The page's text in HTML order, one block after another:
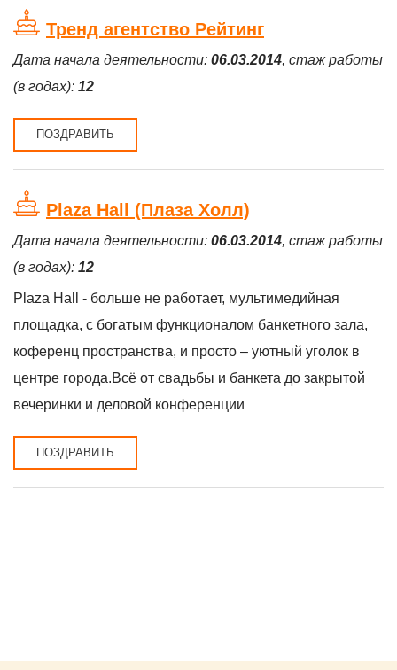
Тренд агентство Рейтинг
Дата начала деятельности: 06.03.2014, стаж работы
(в годах): 12
ПОЗДРАВИТЬ
Plaza Hall (Плаза Холл)
Дата начала деятельности: 06.03.2014, стаж работы
(в годах): 12
Plaza Hall - больше не работает, мультимедийная
площадка, с богатым функционалом банкетного зала,
коференц пространства, и просто – уютный уголок в
центре города.Всё от свадьбы и банкета до закрытой
вечеринки и деловой конференции
ПОЗДРАВИТЬ